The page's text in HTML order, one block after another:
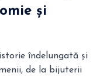
și
îndelungată și
de la bijuterii